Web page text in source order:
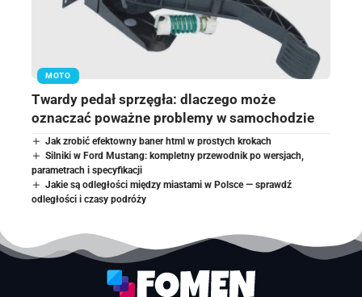
MOTO
Twardy pedał sprzęgła: dlaczego może
oznaczać poważne problemy w samochodzie
Jak zrobić efektowny baner html w prostych krokach
Silniki w Ford Mustang: kompletny przewodnik po wersjach,
parametrach i specyfikacji
Jakie są odległości między miastami w Polsce — sprawdź
odległości i czasy podróży